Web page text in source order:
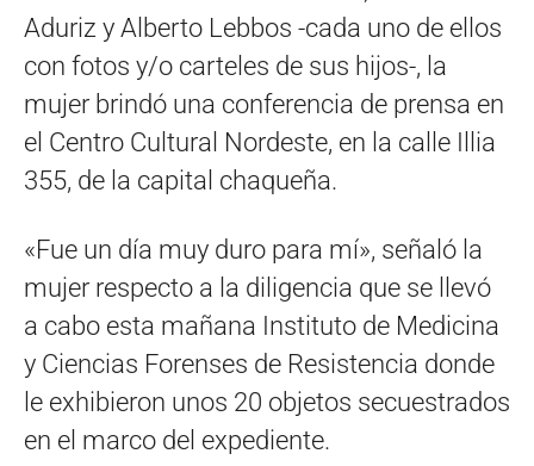
Aduriz y Alberto Lebbos -cada uno de ellos
con fotos y/o carteles de sus hijos-, la
mujer brindó una conferencia de prensa en
el Centro Cultural Nordeste, en la calle Illia
355, de la capital chaqueña.
«Fue un día muy duro para mí», señaló la
mujer respecto a la diligencia que se llevó
a cabo esta mañana Instituto de Medicina
y Ciencias Forenses de Resistencia donde
le exhibieron unos 20 objetos secuestrados
en el marco del expediente.